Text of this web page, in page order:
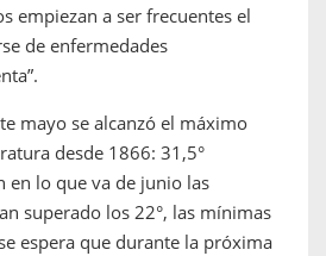
empiezan a ser frecuentes el
de enfermedades
mayo se alcanzó el máximo
desde 1866: 31,5°
en lo que va de junio las
superado los 22°, las mínimas
espera que durante la próxima